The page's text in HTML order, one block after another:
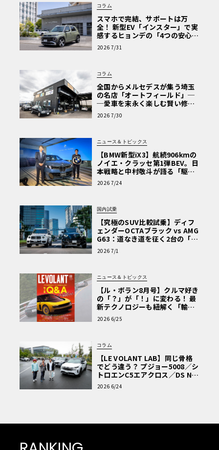
コラム
スマホで完結、サポートは万
全！ 新型EV「インスター」で実
感するヒョンデの「4つの安心」
【第1回・ヒョンデ6つの疑問：
Why? Hyundai?】〈PR〉
2026 7/31
コラム
全国からメルセデスが集う埼玉
の名店「オートフィールド」─
─愛車を末永く楽しむ賢い修理
術と、プロがフックス製オイル
を選ぶ理由〈PR〉
2026 7/30
ニュース＆トピックス
【BMW新型iX3】航続906kmの
ノイエ・クラッセ第1弾BEV。日
本戦略と中村敬斗が語る「駆け
ぬける歓び」
2026 7/24
国内試乗
【究極のSUV比較試乗】ディフ
ェンダーOCTAブラック vs AMG
G63：道なき道を征く2台の「対
極的アプローチ」
2026 7/1
ニュース＆トピックス
【ル・ボラン8月号】クルマ好き
の「？」が「！」に変わる！ 最
新テクノロジーも紐解く「輸入
車Q&A」
2026 6/25
コラム
【LE VOLANT LAB】同じ骨格
でどう違う？ プジョー5008／シ
トロエンC5エアクロス／DS Nº4
読者一気乗りレポート
2026 6/24